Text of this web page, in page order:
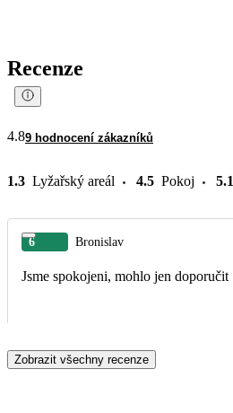
Recenze
4.89 hodnocení zákazníků
1.3 Lyžařský areál 4.5 Pokoj 5.1
6 Bronislav
Jsme spokojeni, mohlo jen doporučit
Zobrazit všechny recenze